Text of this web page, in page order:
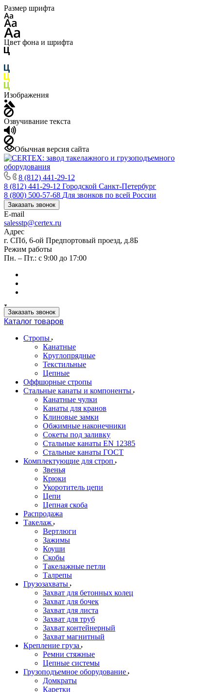
Размер шрифта
Цвет фона и шрифта
Изображения
Озвучивание текста
Обычная версия сайта
8 (812) 441-29-12
8 (812) 441-29-12 Городской Санкт-Петербург
8 (800) 500-57-68 Для звонков по всей России
Заказать звонок
E-mail
salesstp@certex.ru
Адрес
г. СПб, 6-ой Предпортовый проезд, д.8Б
Режим работы
Пн. – Пт.: с 9:00 до 17:00
Заказать звонок
Каталог товаров
Стропы
Канатные
Круглопрядные
Текстильные
Цепные
Оффшорные стропы
Стальные канаты и компоненты
Канатные чулки
Канаты для кранов
Клиновые замки
Обжимные наконечники
Сокеты под заливку
Стальные канаты EN 12385
Стальные канаты ГОСТ
Комплектующие для строп
Звенья
Крюки
Укоротитель цепи
Цепи
Цепная скоба
Распродажа
Такелаж
Вертлюги
Зажимы
Коуши
Скобы
Такелажные петли
Талрепы
Грузозахваты
Захват для бетонных колец
Захват для бочек
Захват для листа
Захват для труб
Захват контейнерный
Захват магнитный
Крепление груза
Ремни стяжные
Цепные системы
Грузоподъемное оборудование
Домкраты
Каретки